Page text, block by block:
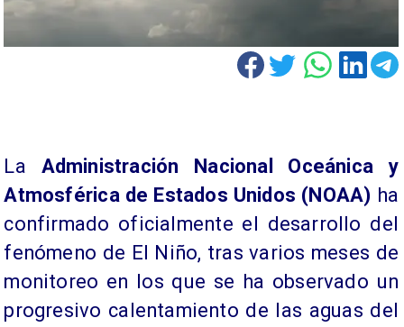
La Administración Nacional Oceánica y
Atmosférica de Estados Unidos (NOAA) ha
confirmado oficialmente el desarrollo del
fenómeno de El Niño, tras varios meses de
monitoreo en los que se ha observado un
progresivo calentamiento de las aguas del